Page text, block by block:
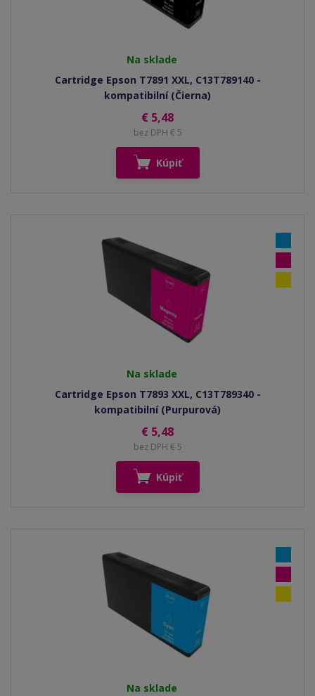
Na sklade
Cartridge Epson T7891 XXL, C13T789140 -
kompatibilní (Čierna)
€ 5,48
bez DPH € 5
Kúpiť
Na sklade
Cartridge Epson T7893 XXL, C13T789340 -
kompatibilní (Purpurová)
€ 5,48
bez DPH € 5
Kúpiť
Na sklade